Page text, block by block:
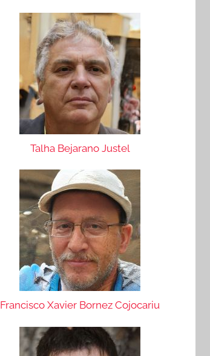
Talha Bejarano Justel
Francisco Xavier Bornez Cojocariu